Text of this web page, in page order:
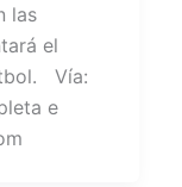
las
el
Vía:
e